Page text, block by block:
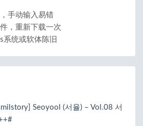
手动输入易错
，重新下载一次
统或软体陈旧
Seoyool (서율) – Vol.08 서